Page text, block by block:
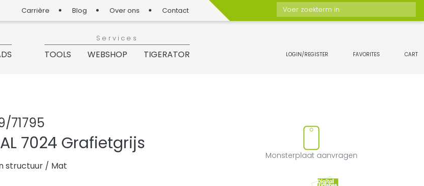
Carrière Blog Over ons Contact
Voer zoekterm in
Services
TOOLS WEBSHOP TIGERATOR LOGIN/REGISTER FAVORITES CART
71795
Product aan favorieten toevoegen of
7024 Grafietgrijs
structuur / Mat
Monsterplaat aanvragen